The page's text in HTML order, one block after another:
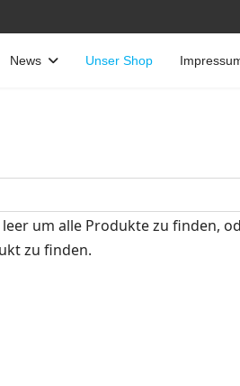
News Unser Shop
leer um alle Produkte zu finden,
zu finden.